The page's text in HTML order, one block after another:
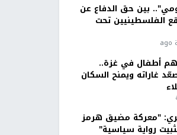
بين حق الدفاع عن
الفلسطينيين تحت
أطفال في غزة..
غاراته ويمنح السكان
"معركة مضيق هرمز
رواية سياسية"